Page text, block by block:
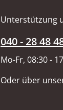
Unterstützung
040 - 28 48
Mo-Fr, 08:30 -
Oder über